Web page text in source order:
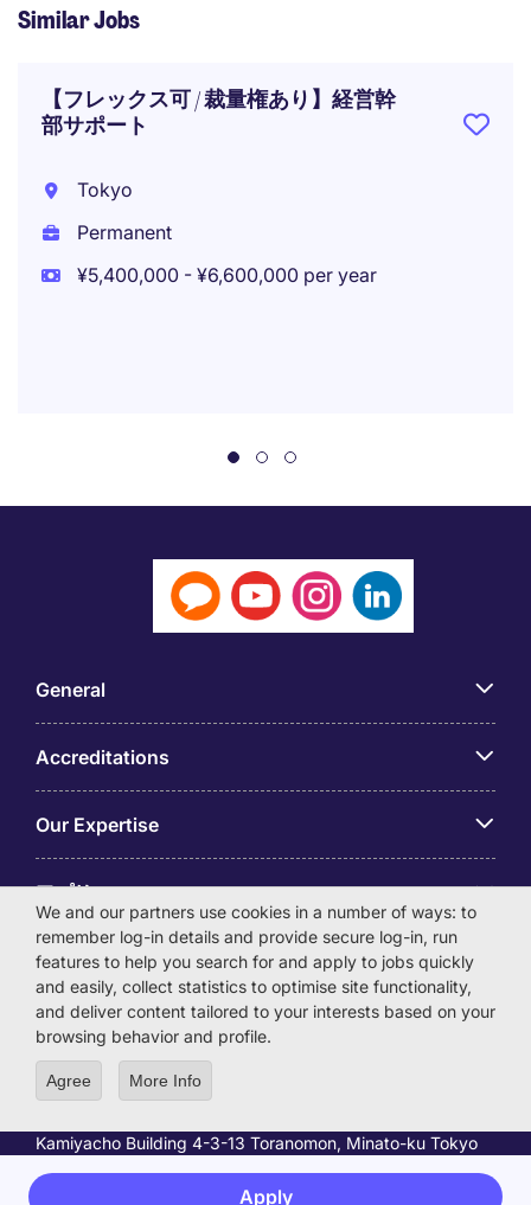
Apply
Similar Jobs
【フレックス可 / 裁量権あり】経営幹
部サポート
Tokyo
Permanent
¥5,400,000 - ¥6,600,000 per year
General
Accreditations
Our Expertise
アプリ
Employer Centre
© Michael Page International (Japan) K.K. Corporation
Kamiyacho Building 4-3-13 Toranomon, Minato-ku Tokyo
105-0001
License Number: 13-ユ-040405 / 派 13-300434
We and our partners use cookies in a number of ways: to
remember log-in details and provide secure log-in, run
features to help you search for and apply to jobs quickly
and easily, collect statistics to optimise site functionality,
and deliver content tailored to your interests based on your
browsing behavior and profile.
Agree More Info